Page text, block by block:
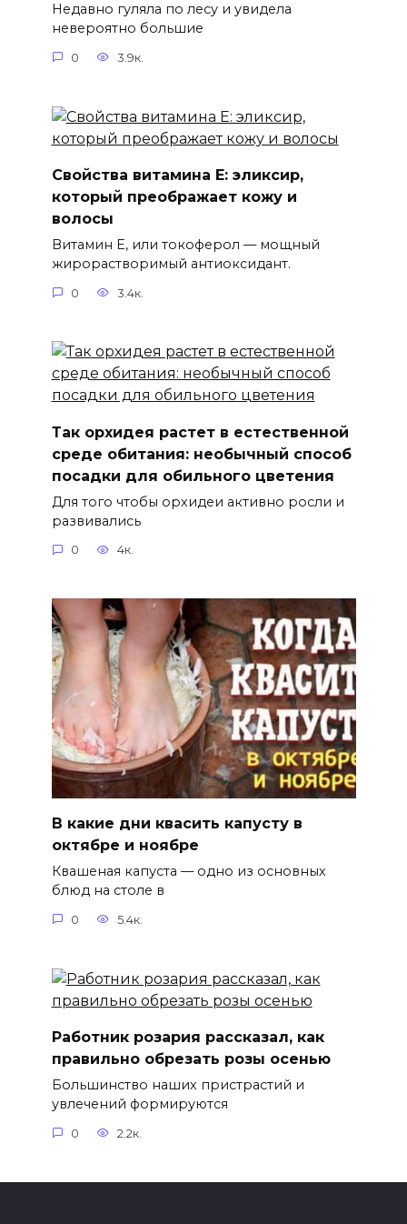
Недавно гуляла по лесу и увидела
невероятно большие
0 3.9к.
Свойства витамина Е: эликсир,
который преображает кожу и
волосы
Витамин Е, или токоферол — мощный
жирорастворимый антиоксидант.
0 3.4к.
Так орхидея растет в естественной
среде обитания: необычный способ
посадки для обильного цветения
Для того чтобы орхидеи активно росли и
развивались
0 4к.
В какие дни квасить капусту в
октябре и ноябре
Квашеная капуста — одно из основных
блюд на столе в
0 5.4к.
Работник розария рассказал, как
правильно обрезать розы осенью
Большинство наших пристрастий и
увлечений формируются
0 2.2к.